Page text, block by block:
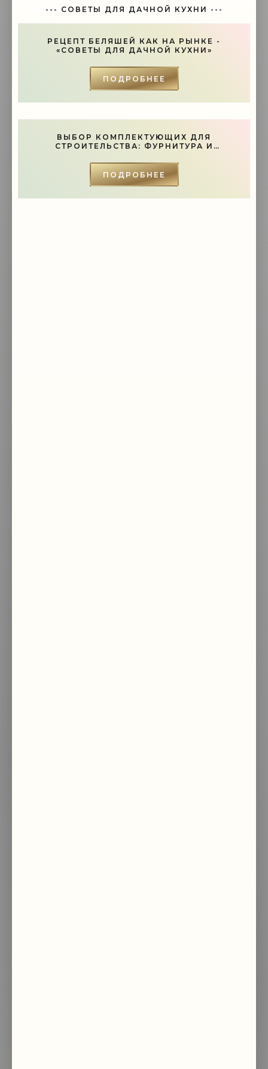
--- СОВЕТЫ ДЛЯ ДАЧНОЙ КУХНИ ---
РЕЦЕПТ БЕЛЯШЕЙ КАК НА РЫНКЕ -
«СОВЕТЫ ДЛЯ ДАЧНОЙ КУХНИ»
ПОДРОБНЕЕ
ВЫБОР КОМПЛЕКТУЮЩИХ ДЛЯ
СТРОИТЕЛЬСТВА: ФУРНИТУРА И
ПОДРОБНЕЕ